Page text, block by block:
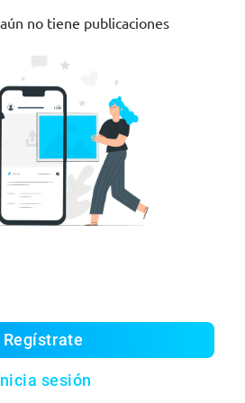
no tiene publicaciones
Regístrate
sesión